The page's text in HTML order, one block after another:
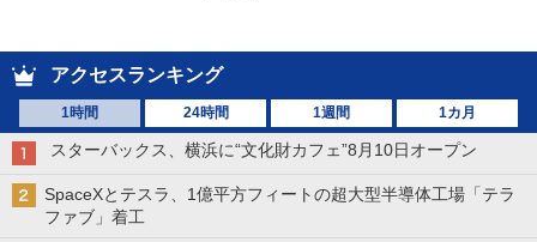
アクセスランキング
1時間 24時間 1週間 1カ月
スターバックス、横浜に“文化財カフェ”8月10日オープン
SpaceXとテスラ、1億平方フィートの超大型半導体工場「テラ
ファブ」着工